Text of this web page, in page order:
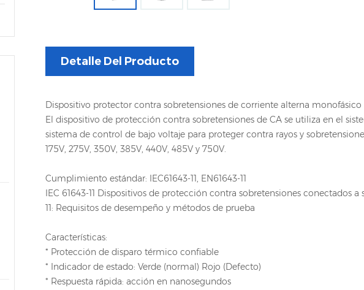
Detalle Del Producto
Dispositivo protector contra sobretensiones de corriente alterna monofásico
El dispositivo de protección contra sobretensiones de CA se utiliza en el
sistema de control de bajo voltaje para proteger contra rayos y
175V, 275V, 350V, 385V, 440V, 485V y 750V.
Cumplimiento estándar: IEC61643-11, EN61643-11
IEC 61643-11 Dispositivos de protección contra sobretensiones conectados
11: Requisitos de desempeño y métodos de prueba
Características:
* Protección de disparo térmico confiable
* Indicador de estado: Verde (normal) Rojo (Defecto)
* Respuesta rápida: acción en nanosegundos